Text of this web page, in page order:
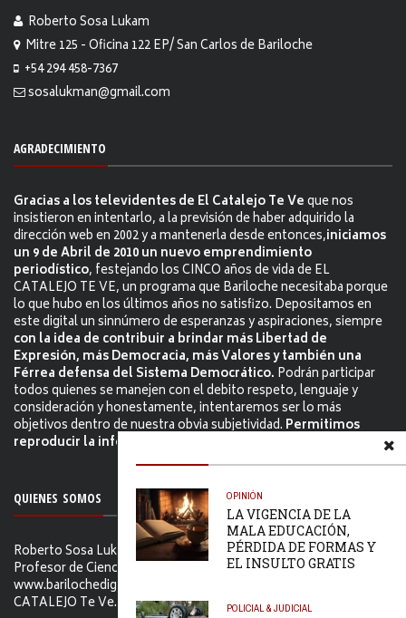
OPINIÓN
LA VIGENCIA DE LA
MALA EDUCACIÓN,
PÉRDIDA DE FORMAS Y
EL INSULTO GRATIS
POLICIAL & JUDICIAL
Roberto Sosa Lukam
Mitre 125 - Oficina 122 EP/ San Carlos de Bariloche
+54 294 458-7367
sosalukman@gmail.com
AGRADECIMIENTO
Gracias a los televidentes de El Catalejo Te Veque nos
insistieron en intentarlo, a la previsión de haber adquirido la
dirección web en 2002 y a mantenerla desde entonces,iniciamos
un 9 de Abril de 2010 un nuevo emprendimiento
periodístico, festejando los CINCO años de vida de EL
CATALEJO TE VE, un programa que Bariloche necesitaba porque
lo que hubo en los últimos años no satisfizo. Depositamos en
este digital un sinnúmero de esperanzas y aspiraciones, siempre
con la idea de contribuir a brindar más Libertad de
Expresión, más Democracia, más Valores y también una
Férrea defensa del Sistema Democrático. Podrán participar
todos quienes se manejen con el debito respeto, lenguaje y
consideración y honestamente, intentaremos ser lo más
objetivos dentro de nuestra obvia subjetividad.Permitimos
reproducir la información citándo la fuente.
QUIENES SOMOS
Roberto Sosa Lukam Periodista, Martillero Público Nacional,
Profesor de Ciencias Sociales, Editor de
www.barilochedigital.com y Conductor y Productor de EL
CATALEJO Te Ve.